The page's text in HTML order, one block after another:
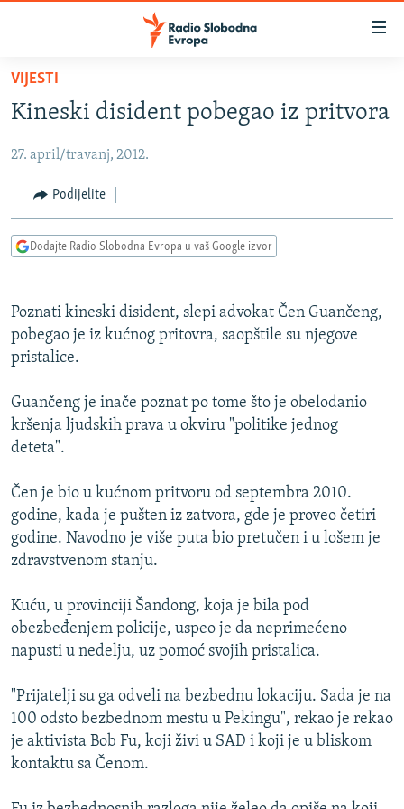
Pređite
glavni
Pređite
Pređite
SRBIJA
KOSOVO
VIZUELNO
FOTOGALERIJE
INFOGRAFIKE
RAT U UKRAJINI
KINA NA BALKANU
ISPRIČAJ MI
DNEVNO@RSE
SPECIJALI RSE
VIŠE OD NASLOVA
GENOCID U SREBRENICI
TV LIBERTY
POST SCRIPTUM
TRI DECENIJE OD RATA U BIH
SVE KARTE DEJTONA
PRATITE NAS
Sve RFE/RL stranice
VIJESTI
Kineski disident pobegao iz pritvora
27. april/travanj, 2012.
Podijelite
Dodajte Radio Slobodna Evropa u vaš Google izvor
Poznati kineski disident, slepi advokat Čen Guančeng,
pobegao je iz kućnog pritovra, saopštile su njegove
pristalice.
Guančeng je inače poznat po tome što je obelodanio
kršenja ljudskih prava u okviru "politike jednog
deteta".
Čen je bio u kućnom pritvoru od septembra 2010.
godine, kada je pušten iz zatvora, gde je proveo četiri
godine. Navodno je više puta bio pretučen i u lošem je
zdravstvenom stanju.
Kuću, u provinciji Šandong, koja je bila pod
obezbeđenjem policije, uspeo je da neprimećeno
napusti u nedelju, uz pomoć svojih pristalica.
"Prijatelji su ga odveli na bezbednu lokaciju. Sada je na
100 odsto bezbednom mestu u Pekingu", rekao je rekao
je aktivista Bob Fu, koji živi u SAD i koji je u bliskom
kontaktu sa Čenom.